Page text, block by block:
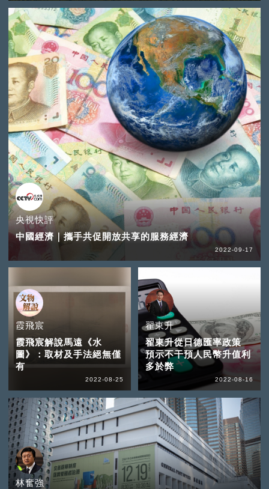
央視快評
中國經濟｜攜手共促開放共享的服務經濟
2022-09-17
霞飛宸
霞飛宸解說馬遠《水
圖》：取材及手法絕無僅
有
2022-08-25
翟東升
翟東升從日德匯率政策
預示不干預人民幣升值利
多於弊
2022-08-16
林奮強